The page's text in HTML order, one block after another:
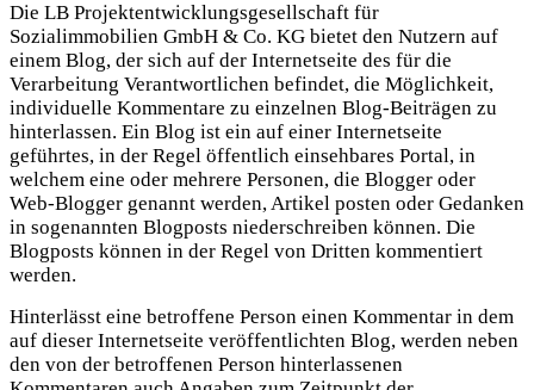
Die LB Projektentwicklungsgesellschaft für
Sozialimmobilien GmbH & Co. KG bietet den Nutzern auf
einem Blog, der sich auf der Internetseite des für die
Verarbeitung Verantwortlichen befindet, die Möglichkeit,
individuelle Kommentare zu einzelnen Blog-Beiträgen zu
hinterlassen. Ein Blog ist ein auf einer Internetseite
geführtes, in der Regel öffentlich einsehbares Portal, in
welchem eine oder mehrere Personen, die Blogger oder
Web-Blogger genannt werden, Artikel posten oder Gedanken
in sogenannten Blogposts niederschreiben können. Die
Blogposts können in der Regel von Dritten kommentiert
werden.
Hinterlässt eine betroffene Person einen Kommentar in dem
auf dieser Internetseite veröffentlichten Blog, werden neben
den von der betroffenen Person hinterlassenen